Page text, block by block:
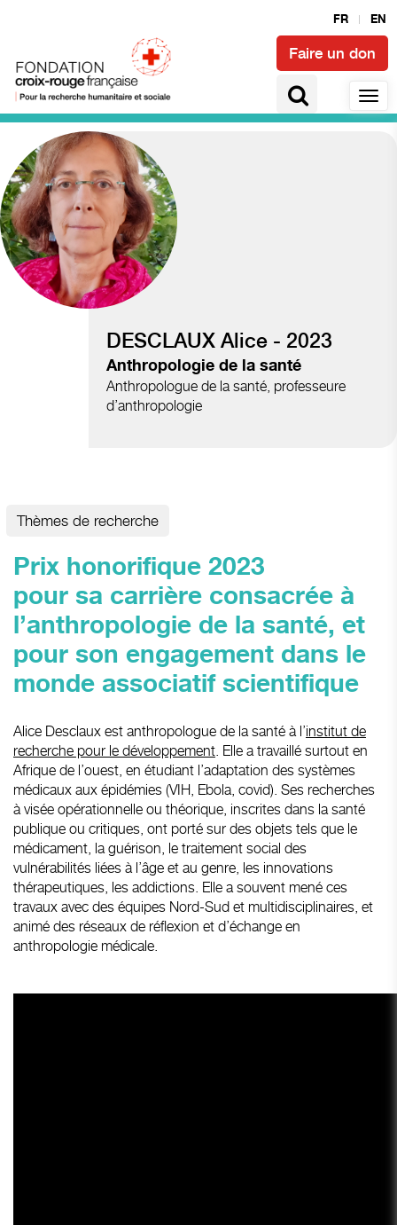
FR EN
Faire un don
Accès à la santé et épidémies
DESCLAUX Alice - 2023
Anthropologie de la santé
Anthropologue de la santé, professeure
d’anthropologie
Thèmes de recherche
Prix honorifique 2023
pour sa carrière consacrée à
l’anthropologie de la santé, et
pour son engagement dans le
monde associatif scientifique
Alice Desclaux est anthropologue de la santé à l’institut de
recherche pour le développement. Elle a travaillé surtout en
Afrique de l’ouest, en étudiant l’adaptation des systèmes
médicaux aux épidémies (VIH, Ebola, covid). Ses recherches
à visée opérationnelle ou théorique, inscrites dans la santé
publique ou critiques, ont porté sur des objets tels que le
médicament, la guérison, le traitement social des
vulnérabilités liées à l’âge et au genre, les innovations
thérapeutiques, les addictions. Elle a souvent mené ces
travaux avec des équipes Nord-Sud et multidisciplinaires, et
animé des réseaux de réflexion et d’échange en
anthropologie médicale.